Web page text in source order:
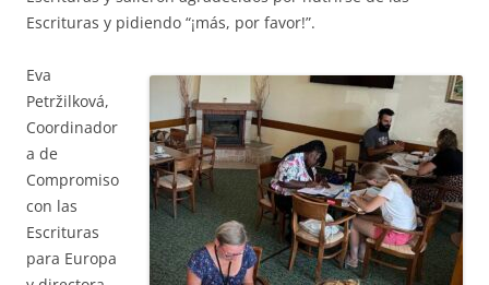
Escrituras y pidiendo “¡más, por favor!”.
Eva
Petržilková,
Coordinador
a de
Compromiso
con las
Escrituras
para Europa